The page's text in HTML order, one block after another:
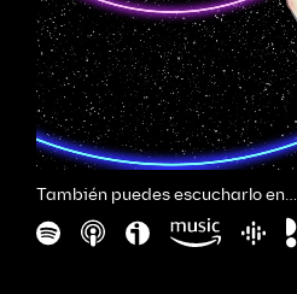
También puedes escucharlo en…